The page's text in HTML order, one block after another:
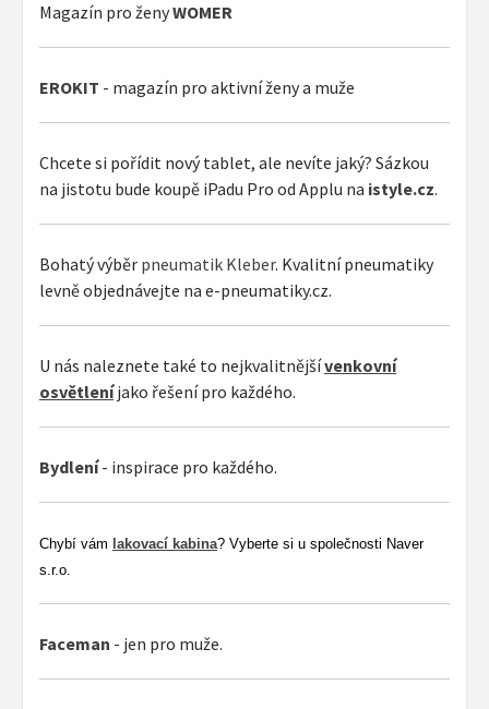
Magazín pro ženyWOMER
EROKIT - magazín pro aktivní ženy a muže
Chcete si pořídit nový tablet, ale nevíte jaký? Sázkou
na jistotu bude koupě iPadu Pro od Applu na istyle.cz.
Bohatý výběr pneumatik Kleber. Kvalitní pneumatiky
levně objednávejte na e-pneumatiky.cz.
U nás naleznete také to nejkvalitnějšívenkovní
osvětleníjako řešení pro každého.
Bydlení- inspirace pro každého.
Chybí vám lakovací kabina? Vyberte si u společnosti Naver
s.r.o.
Faceman - jen pro muže.